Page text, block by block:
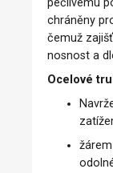
pečlivému
chráněny
čemuž
nosnost a
Ocelové